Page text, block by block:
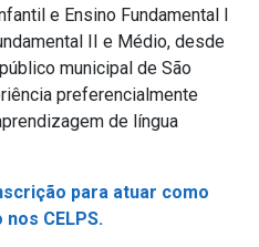
e Ensino Fundamental I
II e Médio, desde
municipal de São
preferencialmente
de língua
para atuar como
CELPS.